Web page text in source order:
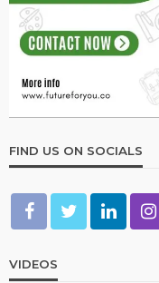
FIND US ON SOCIALS
VIDEOS